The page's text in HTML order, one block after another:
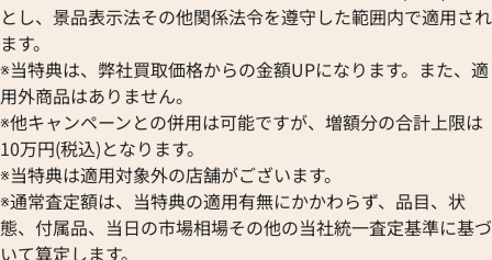
イマー オートマティック
格
日時点の参考買取価格です
373,000円
※2024年6月27日時点の参考
オメガ
ORIENT
オリエント
ORIS
オリス
Audemars Piguet
オーデマ ピゲ
Vacheron Constantin
ヴァシュロン・コンスタンタン
Van Cleef & Arpels
セイコー
CENTURY
センチュリー
ZENITH
ゼニス
Breguet
ブレゲ
BULOVA
ブローバ
Bell & Ross
ベル＆ロス
BAUME＆MERCIER
ボーム＆メルシエ
BALL Watch
とし、景品表示法その他関係法令を遵守した範囲内で適用され
ます。
※当特典は、弊社買取価格からの金額UPになります。また、適
用外商品はありません。
※他キャンペーンとの併用は可能ですが、増額分の合計上限は
10万円(税込)となります。
※当特典は適用対象外の店舗がございます。
※通常査定額は、当特典の適用有無にかかわらず、品目、状
態、付属品、当日の市場相場その他の当社統一査定基準に基づ
いて算定します。